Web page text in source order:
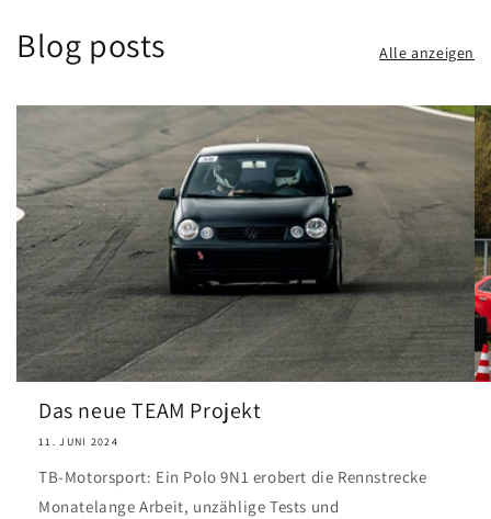
Blog posts Alle anzeigen
Das neue TEAM Projekt
11. JUNI 2024
TB-Motorsport: Ein Polo 9N1 erobert die Rennstrecke
Monatelange Arbeit, unzählige Tests und